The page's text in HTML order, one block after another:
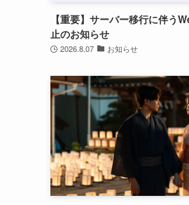
【重要】サーバー移行に伴う
止のお知らせ
2026.8.07 お知らせ